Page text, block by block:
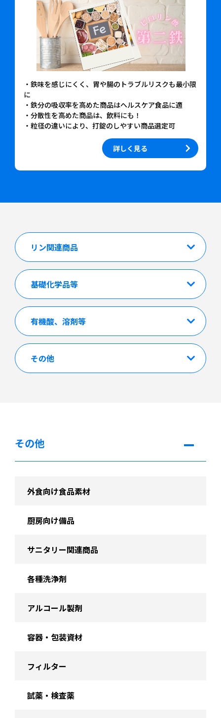
・鉄味を感じにくく、胃や腸のトラブルリスクも最小限
に
・鉄分の吸収率を高めた商品はヘルスケア食品に適
・分散性を高めた商品は、飲料にも！
・粒径の違いにより、打錠のしやすい商品選定可
詳しく見る
リン関連商品
基礎化学品等
有機酸、溶剤等
その他
その他
外食向け食品素材
厨房向け備品
サニタリー関連商品
各種洗浄剤
アルコール製剤
容器・包装資材
フィルター
試薬・検査薬